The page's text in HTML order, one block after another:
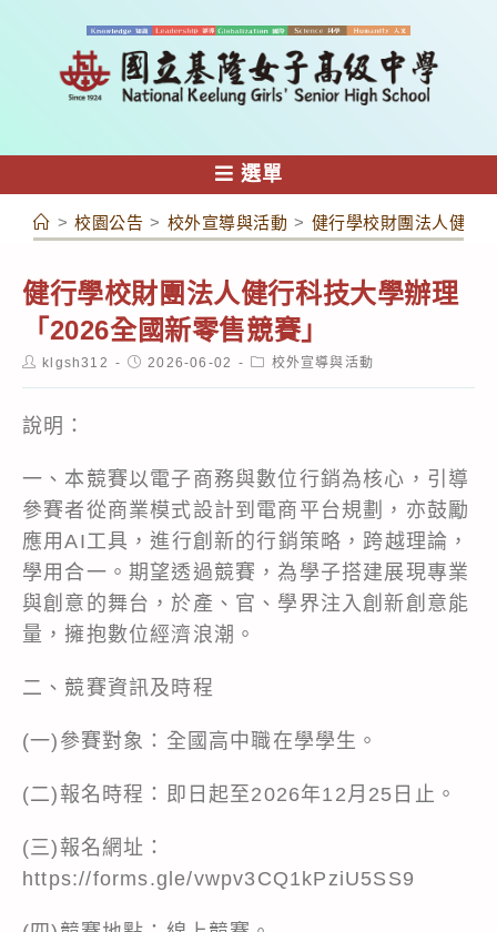
容
選單
> 校園公告 > 校外宣導與活動 > 健行學校財團法人健行
健行學校財團法人健行科技大學辦理
「2026全國新零售競賽」
Postklgsh312
Post2026-06-02
Post校外宣導與活動
說明：
一、本競賽以電子商務與數位行銷為核心，引導
參賽者從商業模式設計到電商平台規劃，亦鼓勵
應用AI工具，進行創新的行銷策略，跨越理論，
學用合一。期望透過競賽，為學子搭建展現專業
與創意的舞台，於產、官、學界注入創新創意能
量，擁抱數位經濟浪潮。
二、競賽資訊及時程
(一)參賽對象：全國高中職在學學生。
(二)報名時程：即日起至2026年12月25日止。
(三)報名網址：
https://forms.gle/vwpv3CQ1kPziU5SS9